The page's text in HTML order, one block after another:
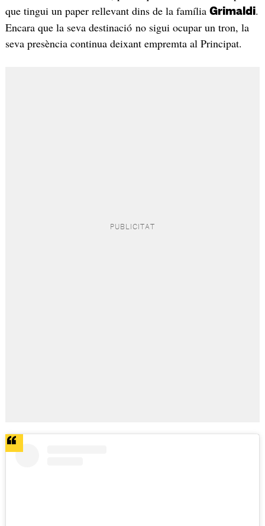
que tingui un paper rellevant dins de la família Grimaldi.
Encara que la seva destinació no sigui ocupar un tron, la
seva presència continua deixant empremta al Principat.